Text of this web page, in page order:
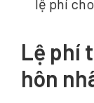
lệ phí cho
Lệ phí
hôn